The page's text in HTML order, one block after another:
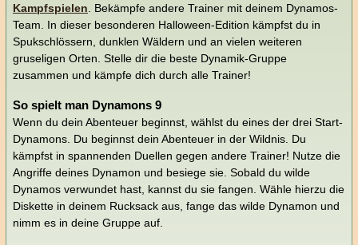
Kampfspielen. Bekämpfe andere Trainer mit deinem Dynamos-
Team. In dieser besonderen Halloween-Edition kämpfst du in
Spukschlössern, dunklen Wäldern und an vielen weiteren
gruseligen Orten. Stelle dir die beste Dynamik-Gruppe
zusammen und kämpfe dich durch alle Trainer!
So spielt man Dynamons 9
Wenn du dein Abenteuer beginnst, wählst du eines der drei Start-
Dynamons. Du beginnst dein Abenteuer in der Wildnis. Du
kämpfst in spannenden Duellen gegen andere Trainer! Nutze die
Angriffe deines Dynamon und besiege sie. Sobald du wilde
Dynamos verwundet hast, kannst du sie fangen. Wähle hierzu die
Diskette in deinem Rucksack aus, fange das wilde Dynamon und
nimm es in deine Gruppe auf.